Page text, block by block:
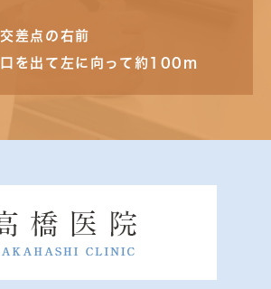
差点の右前
を出て左に向って約100m